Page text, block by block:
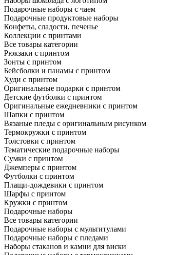
Подарочные наборы с чаем
Подарочные продуктовые наборы
Конфеты, сладости, печенье
Коллекции с принтами
Все товары категории
Рюкзаки с принтом
Зонты с принтом
Бейсболки и панамы с принтом
Худи с принтом
Оригинальные подарки с принтом
Детские футболки с принтом
Оригинальные ежедневники с принтом
Шапки с принтом
Вязаные пледы с оригинальным рисунком
Термокружки с принтом
Толстовки с принтом
Тематические подарочные наборы
Сумки с принтом
Джемперы с принтом
Футболки с принтом
Плащи-дождевики с принтом
Шарфы с принтом
Кружки с принтом
Подарочные наборы
Все товары категории
Подарочные наборы с мультитулами
Подарочные наборы с пледами
Наборы стаканов и камни для виски